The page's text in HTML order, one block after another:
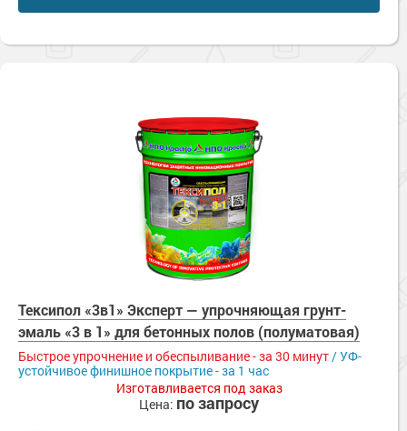
Тексипол «3в1» Эксперт — упрочняющая грунт-
эмаль «3 в 1» для бетонных полов (полуматовая)
Быстрое упрочнение и обеспыливание - за 30 минут/ УФ-
устойчивое финишное покрытие - за 1 час
Изготавливается под заказ
Цена: по запросу